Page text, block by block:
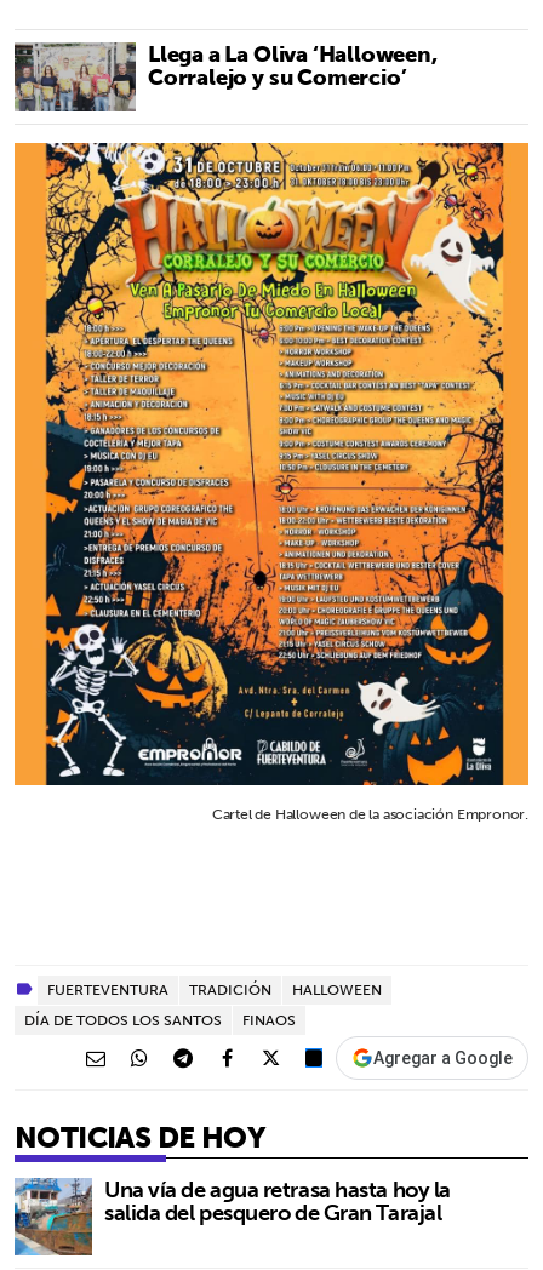
Llega a La Oliva ‘Halloween,
Corralejo y su Comercio’
Cartel de Halloween de la asociación Empronor.
FUERTEVENTURA TRADICIÓN
HALLOWEEN
DÍA DE TODOS LOS SANTOS
FINAOS
Agregar a Google
NOTICIAS DE HOY
Una vía de agua retrasa hasta hoy la
salida del pesquero de Gran Tarajal